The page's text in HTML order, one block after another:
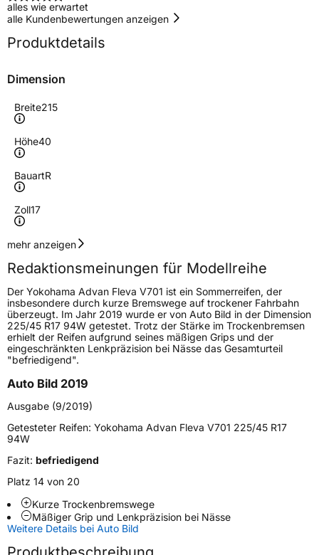
alles wie erwartet
alle Kundenbewertungen anzeigen
Produktdetails
Dimension
Breite215
Höhe40
BauartR
Zoll17
Geschwindigkeitsindex
Höchstgeschwindigkeit
270 km/h
Lastindex87
Höchstlast545 kg
Generelle Merkmale
FahrzeugtypPKW
VerwendungSommerreifen
ModellnameAdvan Fleva V701
FahrzeugartPKW & SUV
Weitere Eigenschaften
SchlauchtypTL
mehr anzeigen
Redaktionsmeinungen für Modellreihe
Der Yokohama Advan Fleva V701 ist ein Sommerreifen, der
insbesondere durch kurze Bremswege auf trockener Fahrbahn
überzeugt. Im Jahr 2019 wurde er von Auto Bild in der Dimension
225/45 R17 94W getestet. Trotz der Stärke im Trockenbremsen
erhielt der Reifen aufgrund seines mäßigen Grips und der
eingeschränkten Lenkpräzision bei Nässe das Gesamturteil
"befriedigend".
Auto Bild 2019
Ausgabe (9/2019)
Getesteter Reifen: Yokohama Advan Fleva V701 225/45 R17
94W
Fazit: befriedigend
Platz 14 von 20
Kurze Trockenbremswege
Mäßiger Grip und Lenkpräzision bei Nässe
Weitere Details bei Auto Bild